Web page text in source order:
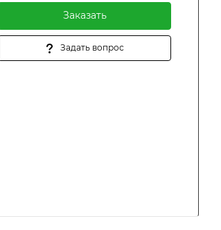
Заказать
Задать вопрос